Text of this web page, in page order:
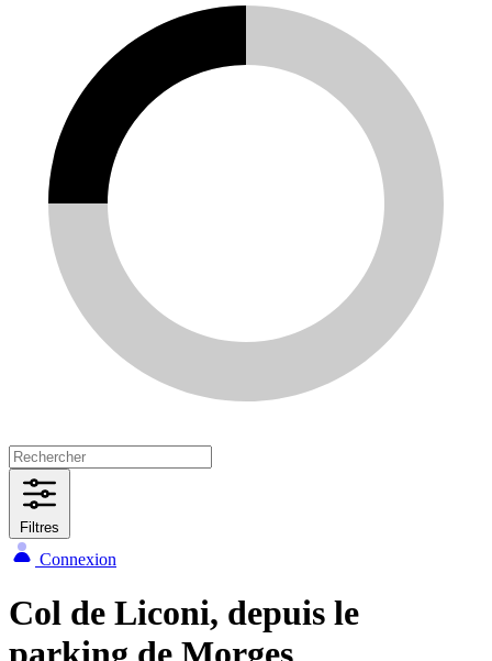
Filtres
Connexion
Col de Liconi, depuis le